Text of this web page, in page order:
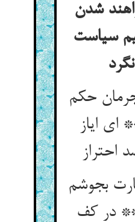
شدن
سیاست
حکم
ای ایاز
بجوشم
در کف